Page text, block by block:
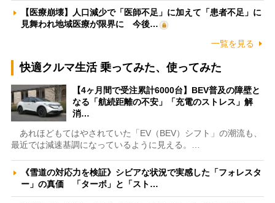
【医療崩壊】人口減少で「医師不足」に加えて「患者不足」に
見舞われ地域医療が限界に 今後…
一覧を見る
快適クルマ生活 乗ってみた、使ってみた
【4ヶ月間で受注累計6000台】BEV普及の障壁と
なる「航続距離の不安」「充電のストレス」解
消…
あれほどもてはやされていた「EV（BEV）シフト」の潮流も、
最近では減速基調になっているように見える。…
《雪道の対応力を検証》シビアな状況で実感した「フォレスタ
ー」の真価 「ターボ」と「スト…